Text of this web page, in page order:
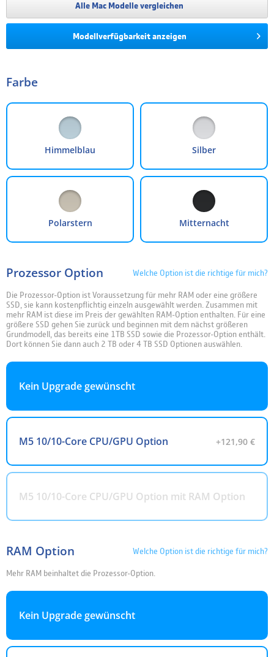
12 Monate 0.00 % 114,16 € 1.369,90 €
4.99 % 79,09 €
36 Monate
4.99 % 1.547,34 €
beachten Sie, dass die hier angegebenen Beträge und Zinssätze nicht bindend sind. Die finalen
Ihrer Bestellung angezeigt bekommen.
Alle Mac Modelle vergleichen
Modellverfügbarkeit anzeigen
Farbe
Himmelblau Silber
Polarstern Mitternacht
Prozessor Option Welche Option ist die richtige für mich?
Die Prozessor-Option ist Voraussetzung für mehr RAM oder eine größere
SSD, sie kann kostenpflichtig einzeln ausgewählt werden. Zusammen mit
mehr RAM ist diese im Preis der gewählten RAM-Option enthalten. Für eine
größere SSD gehen Sie zurück und beginnen mit dem nächst größeren
Grundmodell, das bereits eine 1TB SSD sowie die Prozessor-Option enthält.
Dort können Sie dann auch 2 TB oder 4 TB SSD Optionen auswählen.
Kein Upgrade gewünscht
M5 10/10-Core CPU/GPU Option +121,90 €
M5 10/10-Core CPU/GPU Option mit RAM Option
RAM Option Welche Option ist die richtige für mich?
Mehr RAM beinhaltet die Prozessor-Option.
Kein Upgrade gewünscht